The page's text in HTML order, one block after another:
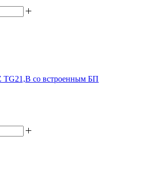
TG21,B со встроенным БП